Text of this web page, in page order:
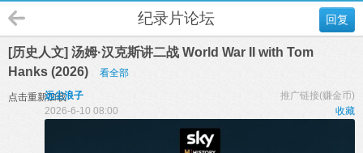
回复
纪录片论坛
[历史人文] 汤姆·汉克斯讲二战 World War II with Tom
Hanks (2026)
看全部
点击重新加载 推广链接(赚金币)
远尘浪子
收藏
2026-6-10 08:00